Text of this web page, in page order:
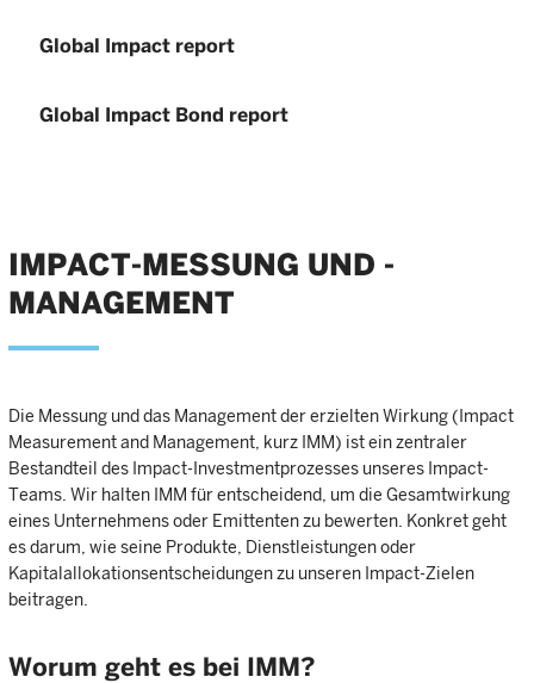
Global Impact report
Global Impact Bond report
IMPACT-MESSUNG UND -
MANAGEMENT
Die Messung und das Management der erzielten Wirkung (Impact
Measurement and Management, kurz IMM) ist ein zentraler
Bestandteil des Impact-Investmentprozesses unseres Impact-
Teams. Wir halten IMM für entscheidend, um die Gesamtwirkung
eines Unternehmens oder Emittenten zu bewerten. Konkret geht
es darum, wie seine Produkte, Dienstleistungen oder
Kapitalallokationsentscheidungen zu unseren Impact-Zielen
beitragen.
Worum geht es bei IMM?